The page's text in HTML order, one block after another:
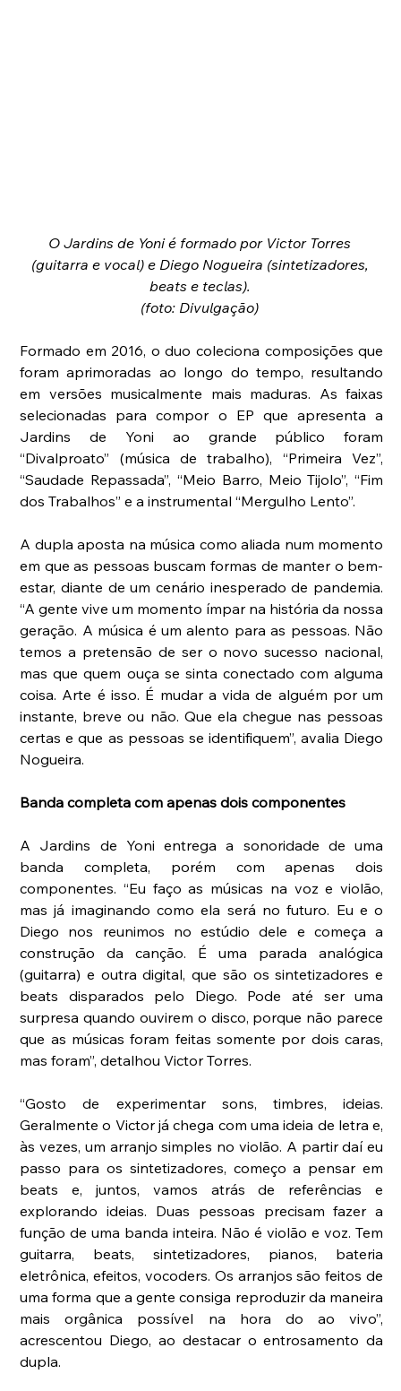
O Jardins de Yoni é formado por Victor Torres
(guitarra e vocal) e Diego Nogueira (sintetizadores,
beats e teclas).
(foto: Divulgação)
Formado em 2016, o duo coleciona composições que
foram aprimoradas ao longo do tempo, resultando
em versões musicalmente mais maduras. As faixas
selecionadas para compor o EP que apresenta a
Jardins de Yoni ao grande público foram
“Divalproato” (música de trabalho), “Primeira Vez”,
“Saudade Repassada”, “Meio Barro, Meio Tijolo”, “Fim
dos Trabalhos” e a instrumental “Mergulho Lento”.
A dupla aposta na música como aliada num momento
em que as pessoas buscam formas de manter o bem-
estar, diante de um cenário inesperado de pandemia.
“A gente vive um momento ímpar na história da nossa
geração. A música é um alento para as pessoas. Não
temos a pretensão de ser o novo sucesso nacional,
mas que quem ouça se sinta conectado com alguma
coisa. Arte é isso. É mudar a vida de alguém por um
instante, breve ou não. Que ela chegue nas pessoas
certas e que as pessoas se identifiquem”, avalia Diego
Nogueira.
Banda completa com apenas dois componentes
A Jardins de Yoni entrega a sonoridade de uma
banda completa, porém com apenas dois
componentes. “Eu faço as músicas na voz e violão,
mas já imaginando como ela será no futuro. Eu e o
Diego nos reunimos no estúdio dele e começa a
construção da canção. É uma parada analógica
(guitarra) e outra digital, que são os sintetizadores e
beats disparados pelo Diego. Pode até ser uma
surpresa quando ouvirem o disco, porque não parece
que as músicas foram feitas somente por dois caras,
mas foram”, detalhou Victor Torres.
“Gosto de experimentar sons, timbres, ideias.
Geralmente o Victor já chega com uma ideia de letra e,
às vezes, um arranjo simples no violão. A partir daí eu
passo para os sintetizadores, começo a pensar em
beats e, juntos, vamos atrás de referências e
explorando ideias. Duas pessoas precisam fazer a
função de uma banda inteira. Não é violão e voz. Tem
guitarra, beats, sintetizadores, pianos, bateria
eletrônica, efeitos, vocoders. Os arranjos são feitos de
uma forma que a gente consiga reproduzir da maneira
mais orgânica possível na hora do ao vivo”,
acrescentou Diego, ao destacar o entrosamento da
dupla.